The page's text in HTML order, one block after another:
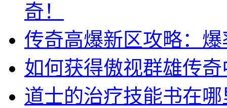
奇！
传奇高爆新区攻略：
如何获得傲视群雄传
道士的治疗技能书在哪